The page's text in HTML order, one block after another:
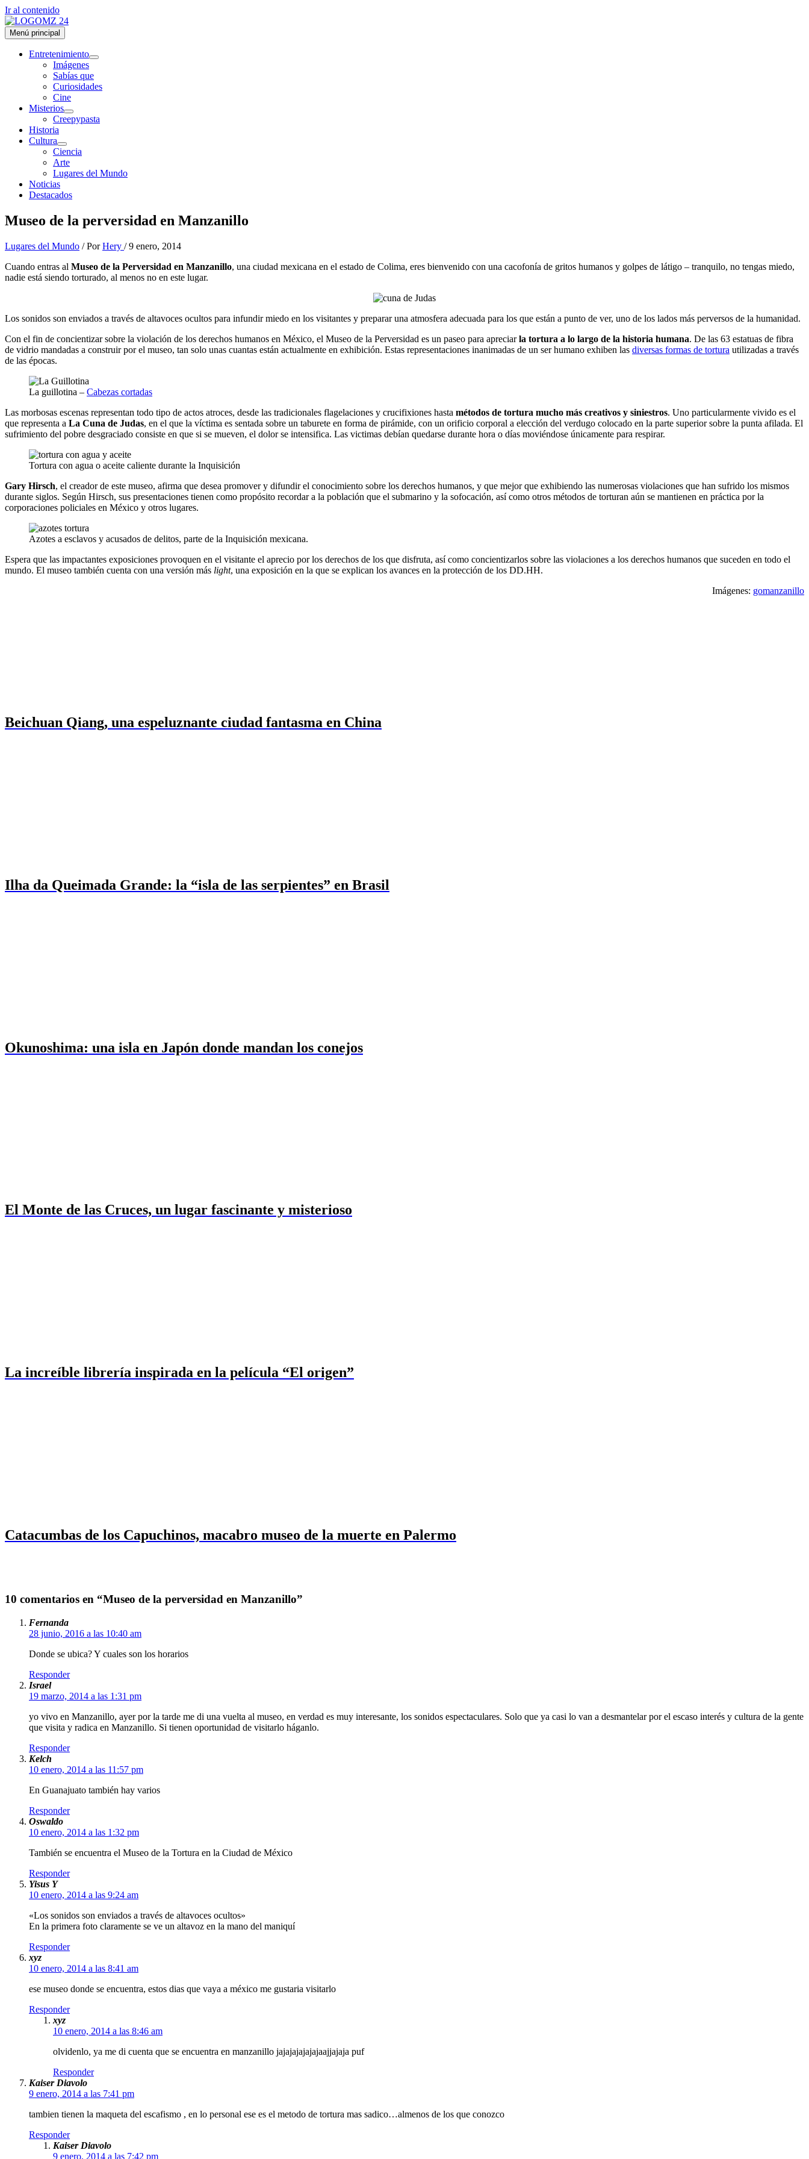
Ir al contenido
Menú principal
Entretenimiento
Imágenes
Sabías que
Curiosidades
Cine
Misterios
Creepypasta
Historia
Cultura
Ciencia
Arte
Lugares del Mundo
Noticias
Destacados
Museo de la perversidad en Manzanillo
Lugares del Mundo / PorHery /9 enero, 2014
Cuando entras al Museo de la Perversidad en Manzanillo, una ciudad mexicana en el estado de Colima, eres bienvenido con una cacofonía de gritos humanos y golpes de látigo – tranquilo, no tengas miedo,
nadie está siendo torturado, al menos no en este lugar.
Los sonidos son enviados a través de altavoces ocultos para infundir miedo en los visitantes y preparar una atmosfera adecuada para los que están a punto de ver, uno de los lados más perversos de la humanidad.
Con el fin de concientizar sobre la violación de los derechos humanos en México, el Museo de la Perversidad es un paseo para apreciarla tortura a lo largo de la historia humana. De las 63 estatuas de fibra
de vidrio mandadas a construir por el museo, tan solo unas cuantas están actualmente en exhibición. Estas representaciones inanimadas de un ser humano exhiben las diversas formas de tortura utilizadas a través
de las épocas.
La guillotina – Cabezas cortadas
Las morbosas escenas representan todo tipo de actos atroces, desde las tradicionales flagelaciones y crucifixiones hasta métodos de tortura mucho más creativos y siniestros. Uno particularmente vivido es el
que representa a La Cuna de Judas, en el que la víctima es sentada sobre un taburete en forma de pirámide, con un orificio corporal a elección del verdugo colocado en la parte superior sobre la punta afilada. El
sufrimiento del pobre desgraciado consiste en que si se mueven, el dolor se intensifica. Las victimas debían quedarse durante hora o días moviéndose únicamente para respirar.
Tortura con agua o aceite caliente durante la Inquisición
Gary Hirsch, el creador de este museo, afirma que desea promover y difundir el conocimiento sobre los derechos humanos, y que mejor que exhibiendo las numerosas violaciones que han sufrido los mismos
durante siglos. Según Hirsch, sus presentaciones tienen como propósito recordar a la población que el submarino y la sofocación, así como otros métodos de torturan aún se mantienen en práctica por la
corporaciones policiales en México y otros lugares.
Azotes a esclavos y acusados ​​de delitos, parte de la Inquisición mexicana.
Espera que las impactantes exposiciones provoquen en el visitante el aprecio por los derechos de los que disfruta, así como concientizarlos sobre las violaciones a los derechos humanos que suceden en todo el
mundo. El museo también cuenta con una versión más light, una exposición en la que se explican los avances en la protección de los DD.HH.
Imágenes: gomanzanillo
Beichuan Qiang, una espeluznante ciudad fantasma en China
Ilha da Queimada Grande: la “isla de las serpientes” en Brasil
Okunoshima: una isla en Japón donde mandan los conejos
El Monte de las Cruces, un lugar fascinante y misterioso
La increíble librería inspirada en la película “El origen”
Catacumbas de los Capuchinos, macabro museo de la muerte en Palermo
10 comentarios en “Museo de la perversidad en Manzanillo”
Fernanda
28 junio, 2016 a las 10:40 am
Donde se ubica? Y cuales son los horarios
Responder
Israel
19 marzo, 2014 a las 1:31 pm
yo vivo en Manzanillo, ayer por la tarde me di una vuelta al museo, en verdad es muy interesante, los sonidos espectaculares. Solo que ya casi lo van a desmantelar por el escaso interés y cultura de la gente
que visita y radica en Manzanillo. Si tienen oportunidad de visitarlo háganlo.
Responder
Kelch
10 enero, 2014 a las 11:57 pm
En Guanajuato también hay varios
Responder
Oswaldo
10 enero, 2014 a las 1:32 pm
También se encuentra el Museo de la Tortura en la Ciudad de México
Responder
Yisus Y
10 enero, 2014 a las 9:24 am
«Los sonidos son enviados a través de altavoces ocultos»
En la primera foto claramente se ve un altavoz en la mano del maniquí
Responder
xyz
10 enero, 2014 a las 8:41 am
ese museo donde se encuentra, estos dias que vaya a méxico me gustaria visitarlo
Responder
xyz
10 enero, 2014 a las 8:46 am
olvidenlo, ya me di cuenta que se encuentra en manzanillo jajajajajajajaajjajaja puf
Responder
Kaiser Diavolo
9 enero, 2014 a las 7:41 pm
tambien tienen la maqueta del escafismo , en lo personal ese es el metodo de tortura mas sadico…almenos de los que conozco
Responder
Kaiser Diavolo
9 enero, 2014 a las 7:42 pm